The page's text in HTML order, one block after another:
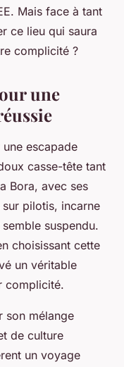
Mais face à tant
ce lieu qui saura
complicité ?
une
escapade
casse-tête tant
Bora, avec ses
pilotis, incarne
suspendu.
choisissant cette
un véritable
complicité.
son mélange
de culture
un voyage